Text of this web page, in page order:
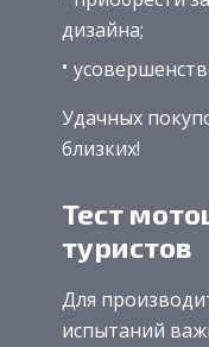
дизайна;
Удачных
близких!
Тест
туристов
Для
испытаний